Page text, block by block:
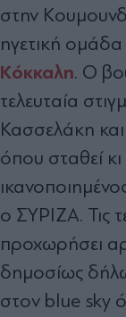
στην
ηγετική
Κόκκαλη. Ο
τελευταία
Κασσελάκη
όπου σταθεί κι
ο ΣΥΡΙΖΑ. Τις
προχωρήσει
δημοσίως
στον blue sky